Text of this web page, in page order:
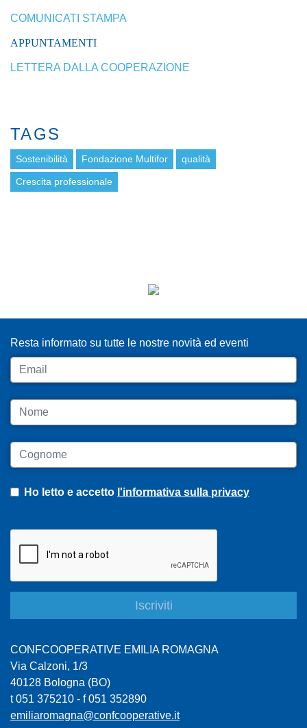
COMUNICATI STAMPA
APPUNTAMENTI
LETTERA DALLA COOPERAZIONE
TAGS
Sostenibilità Fondazione Multifor qualità
Crescita professionale
Resta informato su tutte le nostre novità ed eventi
Email
Nome
Cognome
Ho letto e accetto l'informativa sulla privacy
CONFCOOPERATIVE EMILIA ROMAGNA
Via Calzoni, 1/3
40128 Bologna (BO)
t 051 375210 - f 051 352890
emiliaromagna@confcooperative.it